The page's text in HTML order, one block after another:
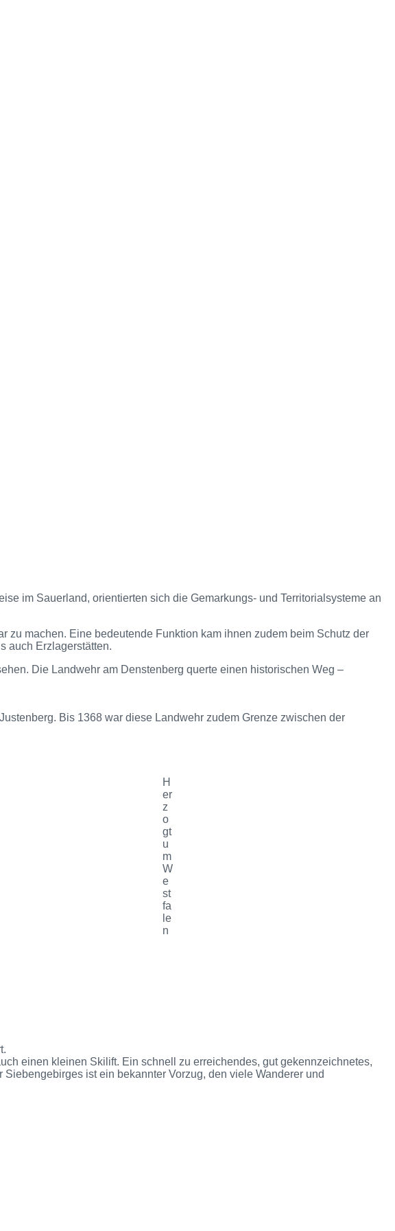
im Sauerland, orientierten sich die Gemarkungs- und Territorialsysteme an
machen. Eine bedeutende Funktion kam ihnen zudem beim Schutz der
auch Erzlagerstätten.
Die Landwehr am Denstenberg querte einen historischen Weg –
Bis 1368 war diese Landwehr zudem Grenze zwischen der
H
er
z
o
gt
u
m
W
e
st
fa
le
n
einen kleinen Skilift. Ein schnell zu erreichendes, gut gekennzeichnetes,
ist ein bekannter Vorzug, den viele Wanderer und